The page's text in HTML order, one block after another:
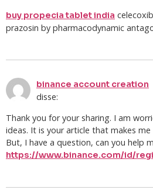
buy propecia tablet india
prazosin by pharmacodynamic
binance account creation
disse:
Thank you for your sharing. I am
ideas. It is your article that makes
But, I have a question, can you help
https://www.binance.com/id/